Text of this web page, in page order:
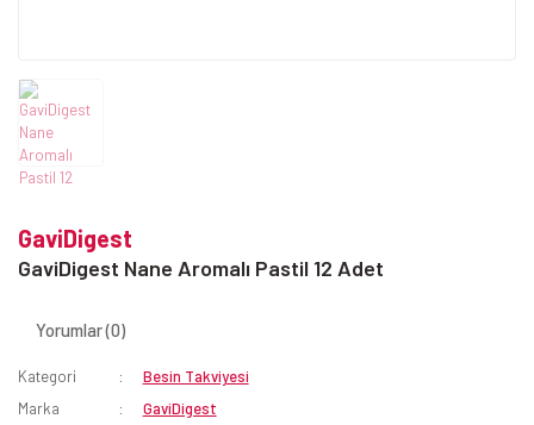
GaviDigest
GaviDigest Nane Aromalı Pastil 12 Adet
Yorumlar (0)
Kategori
Besin Takviyesi
Marka
GaviDigest